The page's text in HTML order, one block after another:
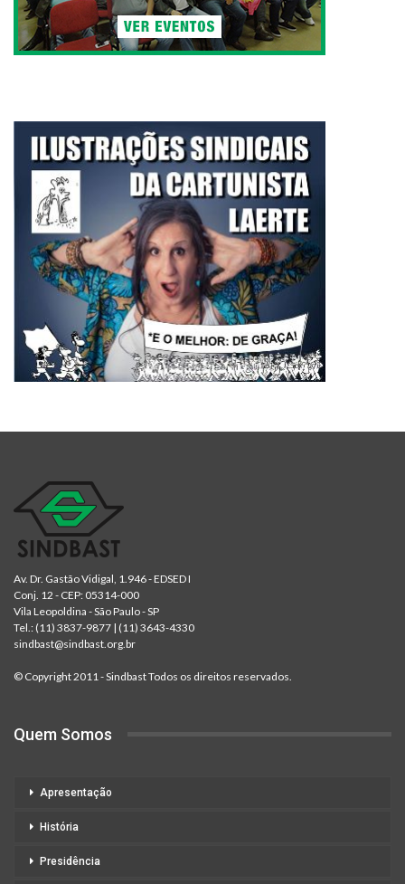
Av. Dr. Gastão Vidigal, 1.946 - EDSED I
Conj. 12 - CEP: 05314-000
Vila Leopoldina - São Paulo - SP
Tel.: (11) 3837-9877 | (11) 3643-4330
sindbast@sindbast.org.br
© Copyright 2011 - Sindbast Todos os direitos reservados.
Quem Somos
Apresentação
História
Presidência